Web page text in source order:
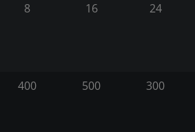
8 16 24
400 500 300